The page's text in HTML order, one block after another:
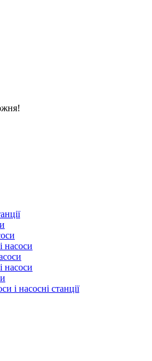
насоси
насоси
і насосні станції